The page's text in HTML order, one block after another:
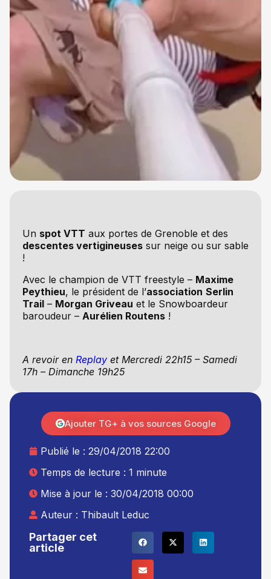
Un spot VTT aux portes de Grenoble et des
descentes vertigineusessur neige ou sur sable
!
Avec le champion de VTT freestyle – Maxime
Peythieu, le président de l’association Serlin
Trail– Morgan Griveau et le Snowboardeur
baroudeur – Aurélien Routens!
A revoir en Replayet Mercredi 22h15 – Samedi
17h – Dimanche 19h25
Partager cet
article
Publié le : 29/04/2018 22:00
Temps de lecture : 1 minute
Mise à jour le : 30/04/2018 00:00
Auteur : Thibault Leduc
Ajouter TG+ à vos sources Google